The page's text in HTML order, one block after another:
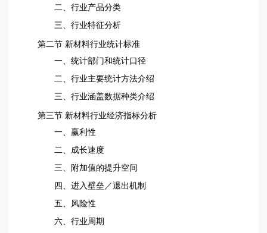
二、行业产品分类
三、行业特征分析
第二节 新材料行业统计标准
一、统计部门和统计口径
二、行业主要统计方法介绍
三、行业涵盖数据种类介绍
第三节 新材料行业经济指标分析
一、赢利性
二、成长速度
三、附加值的提升空间
四、进入壁垒／退出机制
五、风险性
六、行业周期